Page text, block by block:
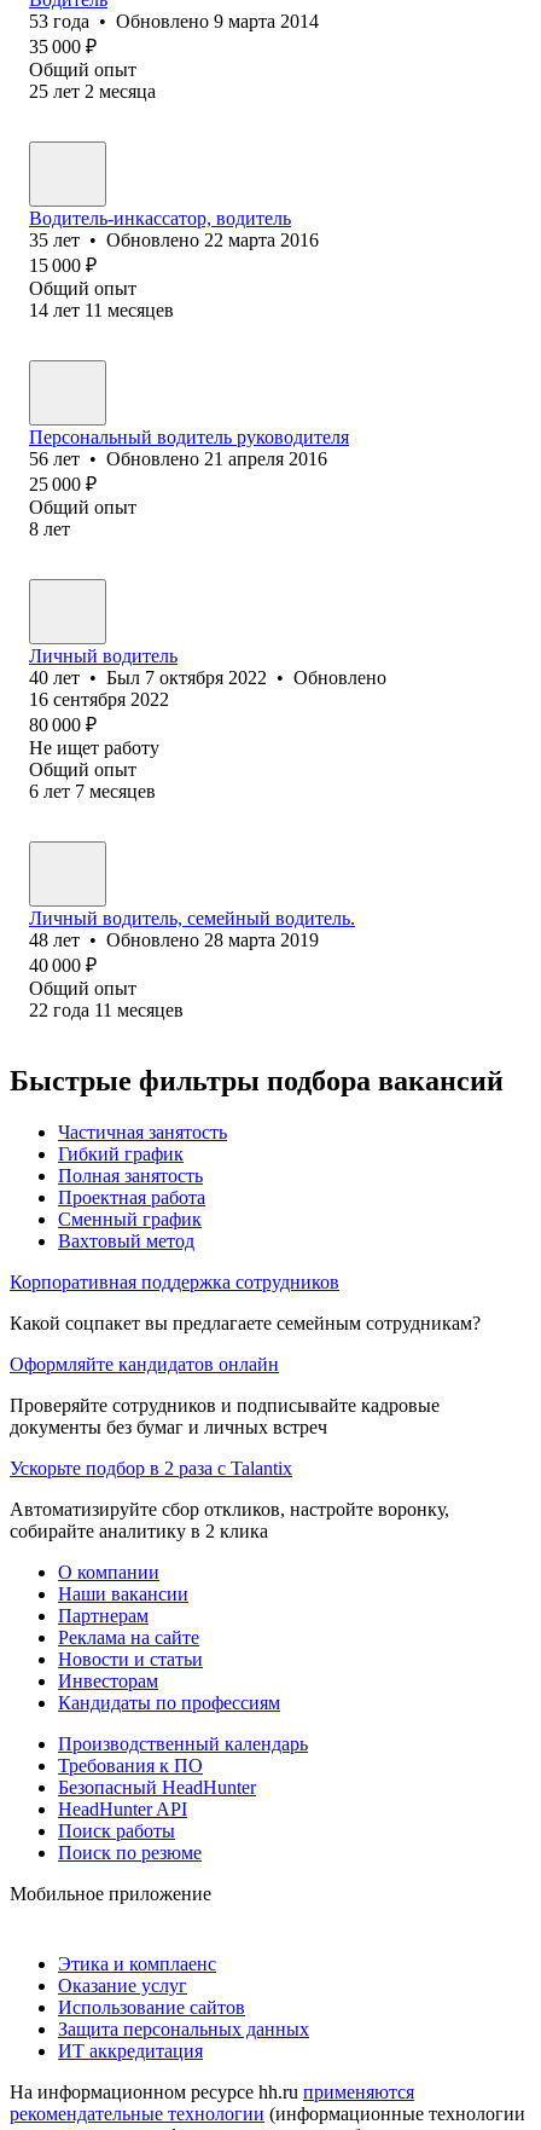
53 года • Обновлено 9 марта 2014
35 000 ₽
Общий опыт
25 лет 2 месяца
Водитель-инкассатор, водитель
35 лет • Обновлено 22 марта 2016
15 000 ₽
Общий опыт
14 лет 11 месяцев
Персональный водитель руководителя
56 лет • Обновлено 21 апреля 2016
25 000 ₽
Общий опыт
8 лет
Личный водитель
40 лет • Был 7 октября 2022 • Обновлено
16 сентября 2022
80 000 ₽
Не ищет работу
Общий опыт
6 лет 7 месяцев
Личный водитель, семейный водитель.
48 лет • Обновлено 28 марта 2019
40 000 ₽
Общий опыт
22 года 11 месяцев
Быстрые фильтры подбора вакансий
Частичная занятость
Гибкий график
Полная занятость
Проектная работа
Сменный график
Вахтовый метод
Корпоративная поддержка сотрудников
Какой соцпакет вы предлагаете семейным сотрудникам?
Оформляйте кандидатов онлайн
Проверяйте сотрудников и подписывайте кадровые
документы без бумаг и личных встреч
Ускорьте подбор в 2 раза с Talantix
Автоматизируйте сбор откликов, настройте воронку,
собирайте аналитику в 2 клика
О компании
Наши вакансии
Партнерам
Реклама на сайте
Новости и статьи
Инвесторам
Кандидаты по профессиям
Производственный календарь
Требования к ПО
Безопасный HeadHunter
HeadHunter API
Поиск работы
Поиск по резюме
Мобильное приложение
Этика и комплаенс
Оказание услуг
Использование сайтов
Защита персональных данных
ИТ аккредитация
На информационном ресурсе hh.ru применяются
рекомендательные технологии (информационные технологии